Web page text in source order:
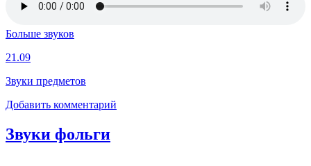
Больше звуков
21.09
Звуки предметов
Добавить комментарий
Звуки фольги